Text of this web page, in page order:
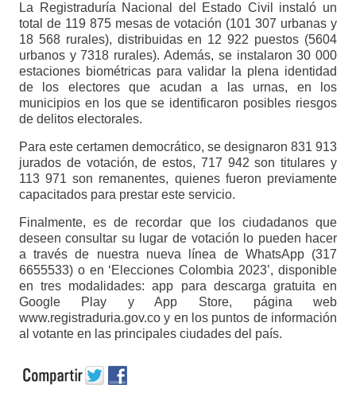
La Registraduría Nacional del Estado Civil instaló un
total de 119 875 mesas de votación (101 307 urbanas y
18 568 rurales), distribuidas en 12 922 puestos (5604
urbanos y 7318 rurales). Además, se instalaron 30 000
estaciones biométricas para validar la plena identidad
de los electores que acudan a las urnas, en los
municipios en los que se identificaron posibles riesgos
de delitos electorales.
Para este certamen democrático, se designaron 831 913
jurados de votación, de estos, 717 942 son titulares y
113 971 son remanentes, quienes fueron previamente
capacitados para prestar este servicio.
Finalmente, es de recordar que los ciudadanos que
deseen consultar su lugar de votación lo pueden hacer
a través de nuestra nueva línea de WhatsApp (317
6655533) o en ‘Elecciones Colombia 2023’, disponible
en tres modalidades: app para descarga gratuita en
Google Play y App Store, página web
www.registraduria.gov.co y en los puntos de información
al votante en las principales ciudades del país.